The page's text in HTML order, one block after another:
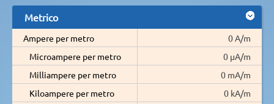
Metrico
Ampere per metro
0 A/m
Microampere per metro
0 µA/m
Milliampere per metro
0 mA/m
Kiloampere per metro
0 kA/m